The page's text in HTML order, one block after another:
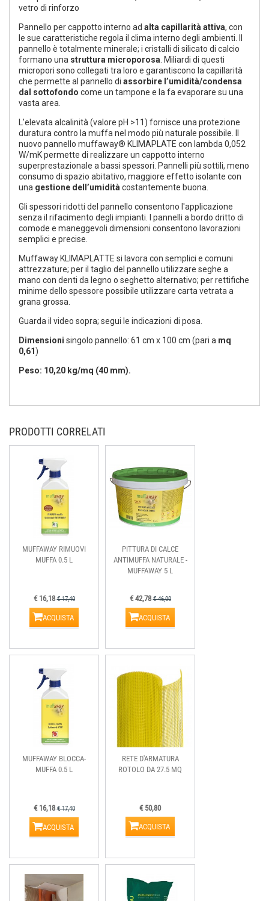
vetro di rinforzo
Pannello per cappotto interno ad alta capillarità attiva, con
le sue caratteristiche regola il clima interno degli ambienti. Il
pannello è totalmente minerale; i cristalli di silicato di calcio
formano una struttura microporosa . Miliardi di questi
micropori sono collegati tra loro e garantiscono la capillarità
che permette al pannello di assorbire l’umidità/condensa
dal sottofondo come un tampone e la fa evaporare su una
vasta area.
L’elevata alcalinità (valore pH >11) fornisce una protezione
duratura contro la muffa nel modo più naturale possibile. Il
nuovo pannello muffaway® KLIMAPLATE con lambda 0,052
W/mK permette di realizzare un cappotto interno
superprestazionale a bassi spessori. Pannelli più sottili, meno
consumo di spazio abitativo, maggiore effetto isolante con
una gestione dell’umidità costantemente buona.
Gli spessori ridotti del pannello consentono l'applicazione
senza il rifacimento degli impianti. I pannelli a bordo dritto di
comode e maneggevoli dimensioni consentono lavorazioni
semplici e precise.
Muffaway KLIMAPLATTE si lavora con semplici e comuni
attrezzature; per il taglio del pannello utilizzare seghe a
mano con denti da legno o seghetto alternativo; per rettifiche
minime dello spessore possibile utilizzare carta vetrata a
grana grossa.
Guarda il video sopra; segui le indicazioni di posa.
Dimensioni singolo pannello: 61 cm x 100 cm (pari a mq
0,61)
Peso: 10,20 kg/mq (40 mm).
PRODOTTI CORRELATI
MUFFAWAY RIMUOVI
MUFFA 0.5 L
€ 16,18€ 17,40
ACQUISTA
PITTURA DI CALCE
ANTIMUFFA NATURALE -
MUFFAWAY 5 L
€ 42,78€ 46,00
ACQUISTA
MUFFAWAY BLOCCA-
MUFFA 0.5 L
€ 16,18€ 17,40
ACQUISTA
RETE D'ARMATURA
ROTOLO DA 27.5 MQ
€ 50,80
ACQUISTA